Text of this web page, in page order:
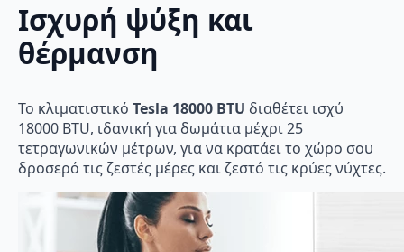
Ισχυρή ψύξη και
θέρμανση
Το κλιματιστικό Tesla 18000 BTU διαθέτει ισχύ
18000 BTU, ιδανική για δωμάτια μέχρι 25
τετραγωνικών μέτρων, για να κρατάει το χώρο σου
δροσερό τις ζεστές μέρες και ζεστό τις κρύες νύχτες.